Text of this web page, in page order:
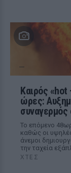
Καιρός «hot
ώρες:
συναγερμός
Το επόμενο
καθώς οι
άνεμοι
την ταχεία
ΧΤΕΣ